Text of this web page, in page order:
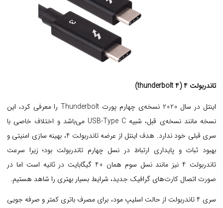
تاندربولت 4 (thunderbolt 4)
اینتل در سال 2020 نسخه‌ی چهارم پورت Thunderbolt را معرفی کرد، این
نسخه مانند نسخه‌ی قبل، شبیه USB-Type C می‌باشد و اختلاف خاصی با
سری قبلی خود ندارد. هدف اینتل از عرضه تاندربولت 4، بهینه سازی امنیتی و
بهبود ثبات و پایداری ارتباط در نسل چهارم تاندربولت بود؛ زیرا سرعت
تاندربولت 4 نیز مانند نسل سوم همان 40 گیگابایت در ثانیه است اما در
صورت اتصال کارت‌های گرافیک جدید، شرایط بسیار بهتری را شاهد هستیم.
سری 4 تاندربولت از حالت اسلیپ مود، برای مصرف باتری کمتر و صرفه جویی